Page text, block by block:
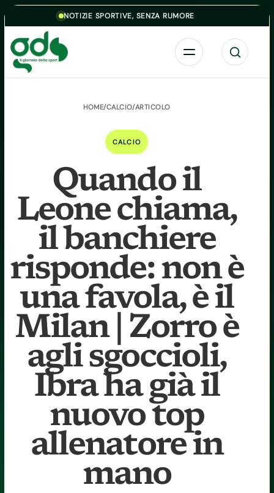
Skip to contentNOTIZIE SPORTIVE, SENZA RUMORE
Menu Cerca
HOME/CALCIO/ARTICOLO
CALCIO
Quando il
Leone chiama,
il banchiere
risponde: non è
una favola, è il
Milan | Zorro è
agli sgoccioli,
Ibra ha già il
nuovo top
allenatore in
mano